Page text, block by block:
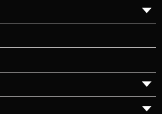
▼
▼
▼